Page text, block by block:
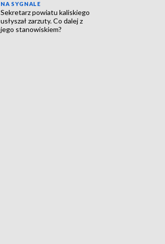
NA SYGNALE
Sekretarz powiatu kaliskiego
usłyszał zarzuty. Co dalej z
jego stanowiskiem?